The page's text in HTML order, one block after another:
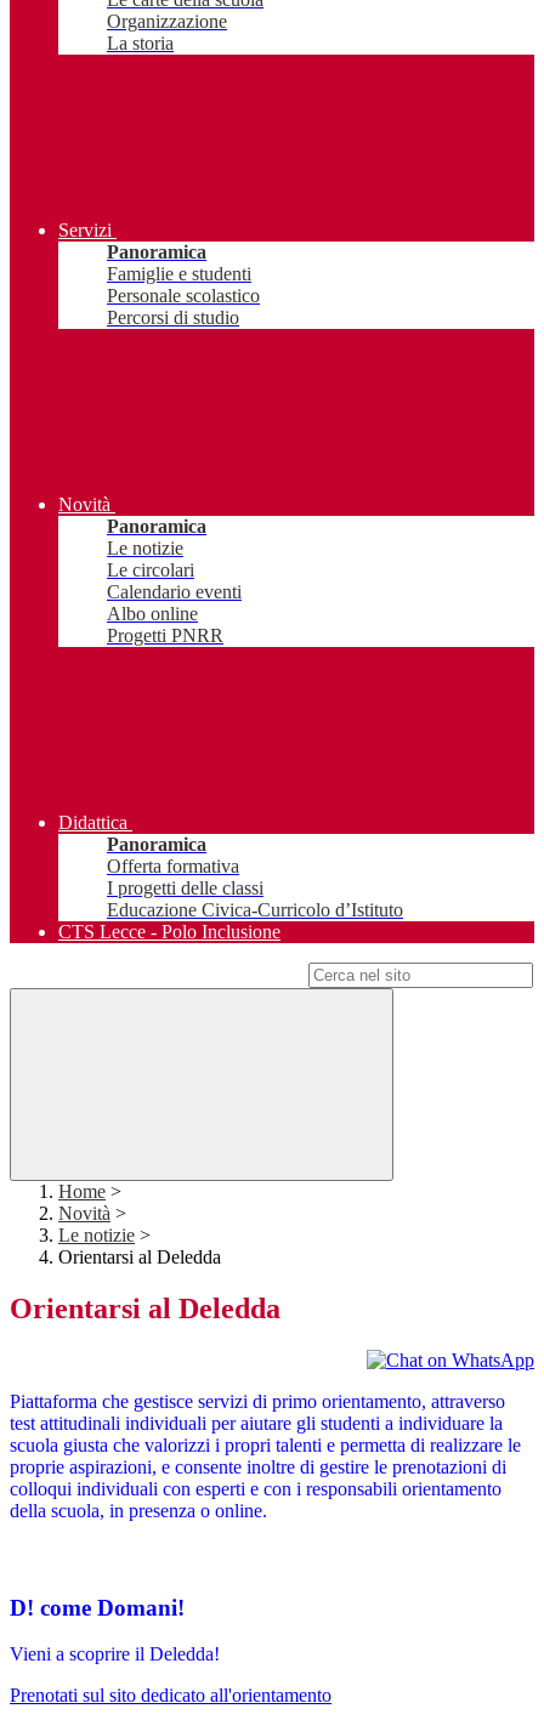
Organizzazione
La storia
Servizi
Panoramica
Famiglie e studenti
Personale scolastico
Percorsi di studio
Novità
Panoramica
Le notizie
Le circolari
Calendario eventi
Albo online
Progetti PNRR
Didattica
Panoramica
Offerta formativa
I progetti delle classi
Educazione Civica-Curricolo d’Istituto
CTS Lecce - Polo Inclusione
Home >
Novità >
Le notizie >
Orientarsi al Deledda
Orientarsi al Deledda
Piattaforma che gestisce servizi di primo orientamento, attraverso
test attitudinali individuali per aiutare gli studenti a individuare la
scuola giusta che valorizzi i propri talenti e permetta di realizzare le
proprie aspirazioni, e consente inoltre di gestire le prenotazioni di
colloqui individuali con esperti e con i responsabili orientamento
della scuola, in presenza o online.
D! come Domani!
Vieni a scoprire il Deledda!
Prenotati sul sito dedicato all'orientamento